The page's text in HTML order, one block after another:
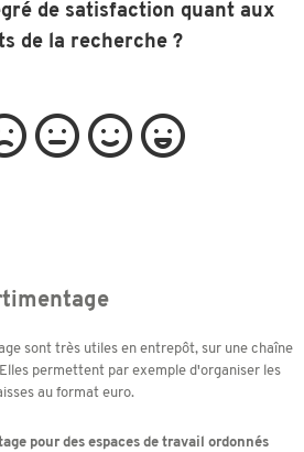
de satisfaction quant aux
de la recherche ?
sont très utiles en entrepôt, sur une chaîne
permettent par exemple d'organiser les
au format euro.
pour des espaces de travail ordonnés